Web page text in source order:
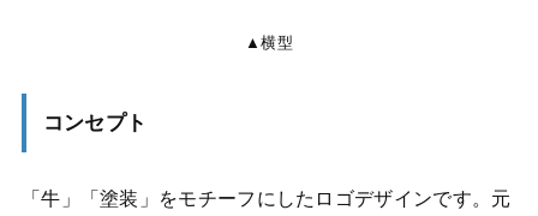
▲横型
コンセプト
「牛」「塗装」をモチーフにしたロゴデザインです。元